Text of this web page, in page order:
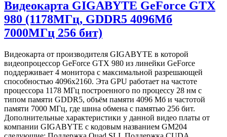
Видеокарта GIGABYTE GeForce GTX
980 (1178МГц, GDDR5 4096Мб
7000МГц 256 бит)
Видеокарта от производителя GIGABYTE в которой
видеопроцессор GeForce GTX 980 из линейки GeForce
поддерживает 4 монитора с максимальной разрешающей
способностью 4096x2160. Эта GPU работает на частоте
процессора 1178 МГц построенного по процессу 28 нм с
типом памяти GDDR5, объём памяти 4096 Мб и частотой
памяти 7000 МГц, где шина обмена с памятью 256 бит.
Дополнительные характеристики у данной видео платы от
компании GIGABYTE с кодовым названием GM204